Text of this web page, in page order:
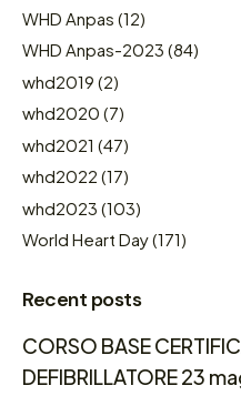
WHD Anpas (12)
WHD Anpas-2023 (84)
whd2019 (2)
whd2020 (7)
whd2021 (47)
whd2022 (17)
whd2023 (103)
World Heart Day(171)
Recent posts
CORSO BASE
DEFIBRILLATORE 23